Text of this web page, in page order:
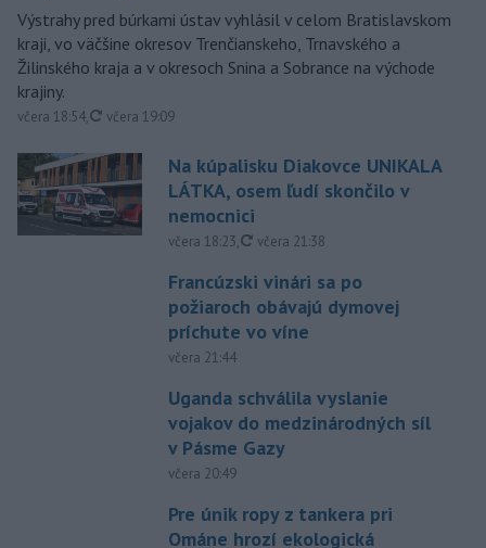
Výstrahy pred búrkami ústav vyhlásil v celom Bratislavskom
kraji, vo väčšine okresov Trenčianskeho, Trnavského a
Žilinského kraja a v okresoch Snina a Sobrance na východe
krajiny.
včera 18:54, aktualizované
včera 19:09
Na kúpalisku Diakovce UNIKALA
LÁTKA, osem ľudí skončilo v
nemocnici
včera 18:23, aktualizované
včera 21:38
Francúzski vinári sa po
požiaroch obávajú dymovej
príchute vo víne
včera 21:44
Uganda schválila vyslanie
vojakov do medzinárodných síl
v Pásme Gazy
včera 20:49
Pre únik ropy z tankera pri
Ománe hrozí ekologická